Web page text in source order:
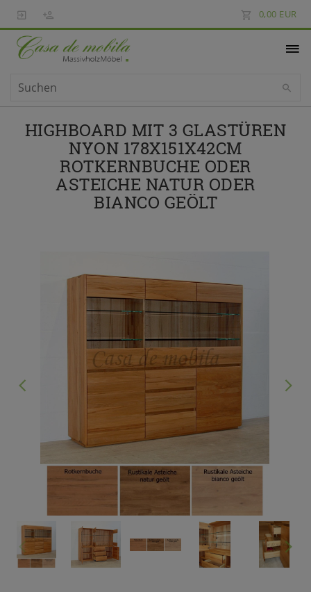
0,00 EUR
HIGHBOARD MIT 3 GLASTÜREN
NYON 178X151X42CM
ROTKERNBUCHE ODER
ASTEICHE NATUR ODER
BIANCO GEÖLT